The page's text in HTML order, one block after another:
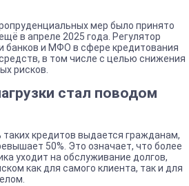
мер было принято
в апреле 2025 года. Регулятор
банков и МФО в сфере кредитования
в том числе с целью снижения
рисков.
стал поводом
кредитов выдается гражданам,
50%. Это означает, что более
уходит на обслуживание долгов,
как для самого клиента, так и для